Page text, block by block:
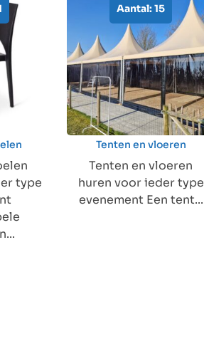
type
Aantal: 15
Tenten en vloeren
Tenten en vloeren
huren voor ieder type
evenement Een tent...